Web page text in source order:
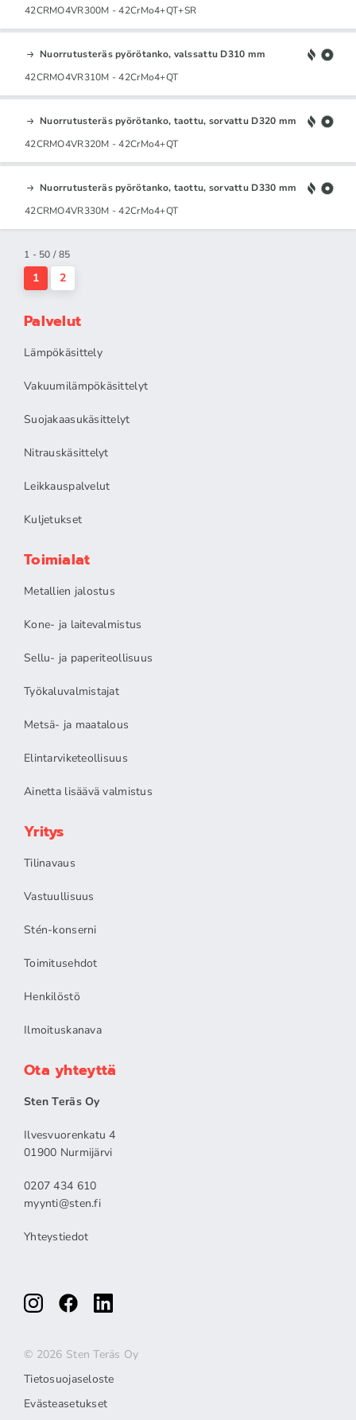
42CRMO4VR300M - 42CrMo4+QT+SR
Nuorrutusteräs pyörötanko, valssattu D310 mm
42CRMO4VR310M - 42CrMo4+QT
Nuorrutusteräs pyörötanko, taottu, sorvattu D320 mm
42CRMO4VR320M - 42CrMo4+QT
Nuorrutusteräs pyörötanko, taottu, sorvattu D330 mm
42CRMO4VR330M - 42CrMo4+QT
1 - 50 / 85
1 2
Palvelut
Lämpökäsittely
Vakuumilämpökäsittelyt
Suojakaasukäsittelyt
Nitrauskäsittelyt
Leikkauspalvelut
Kuljetukset
Toimialat
Metallien jalostus
Kone- ja laitevalmistus
Sellu- ja paperiteollisuus
Työkaluvalmistajat
Metsä- ja maatalous
Elintarviketeollisuus
Ainetta lisäävä valmistus
Yritys
Tilinavaus
Vastuullisuus
Stén-konserni
Toimitusehdot
Henkilöstö
Ilmoituskanava
Ota yhteyttä
Sten Teräs Oy
Ilvesvuorenkatu 4
01900 Nurmijärvi
0207 434 610
myynti@sten.fi
Yhteystiedot
© 2026 Sten Teräs Oy
Tietosuojaseloste
Evästeasetukset